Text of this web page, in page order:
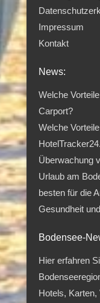
Impressum
Kontakt
News:
Welche
Carport?
Welche
Überwachung
Urlaub am
besten für die
Gesundheit
Bodensee-
Hier erfahren
Hotels, Karten,